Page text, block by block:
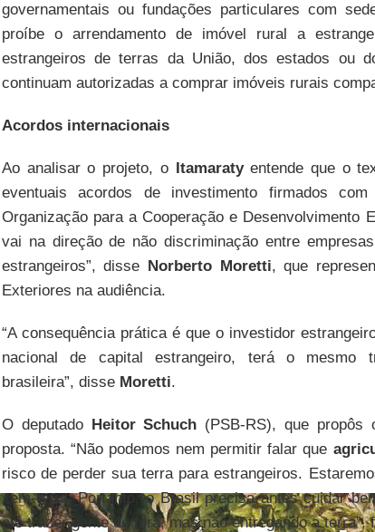
governamentais ou fundações particulares com
proíbe o arrendamento de imóvel rural a
estrangeiros de terras da União, dos estados ou
continuam autorizadas a comprar imóveis rurais
Acordos internacionais
Ao analisar o projeto, o Itamaratyentende que o
eventuais acordos de investimento firmados
Organização para a Cooperação e Desenvolvimento
vai na direção de não discriminação entre
estrangeiros”, disse Norberto Moretti, que
Exteriores na audiência.
“A consequência prática é que o investidor
nacional de capital estrangeiro, terá o mesmo
brasileira”, disse Moretti.
O deputado Heitor Schuch (PSB-RS), que
proposta. “Não podemos nem permitir falar que
risco de perder sua terra para estrangeiros.
sem-terra. Portanto, o Brasil precisa antes cuidar
até trazer gente de fora, mas não entregando a terra”,